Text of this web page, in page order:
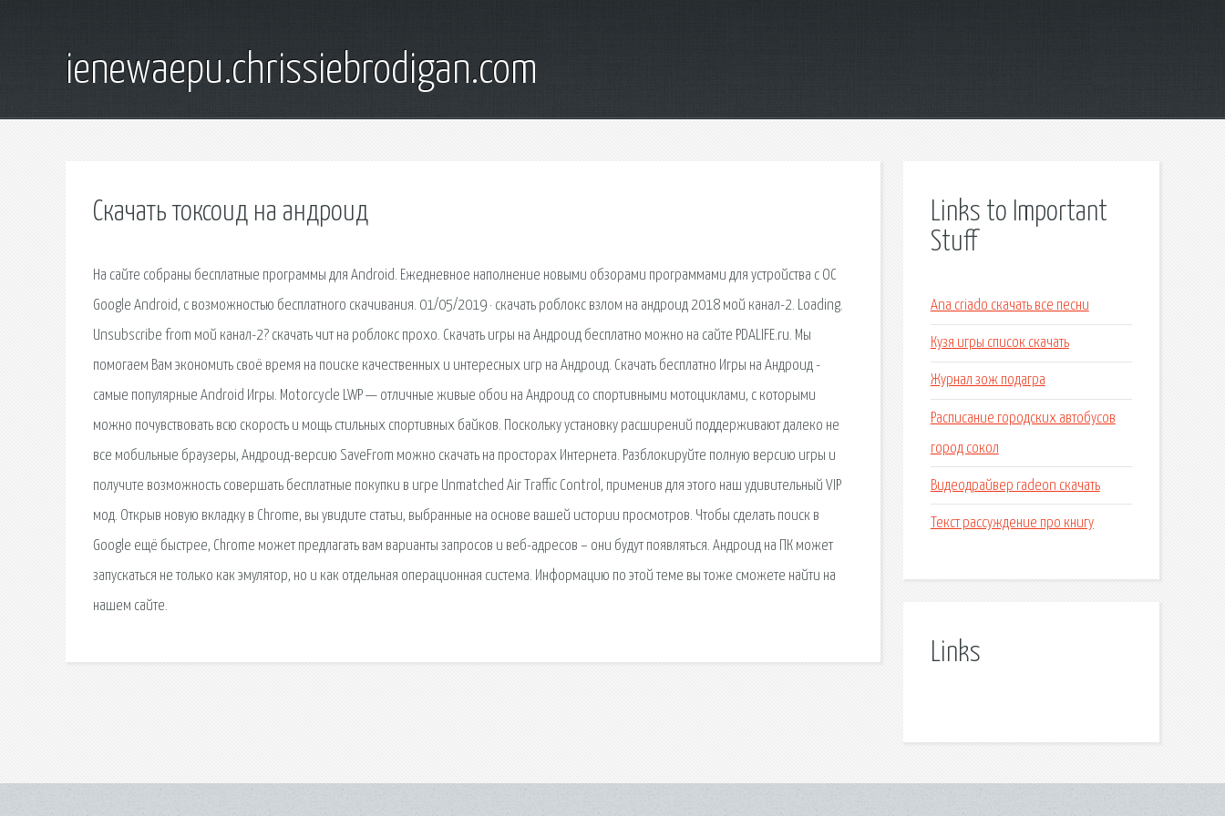
ienewaepu.chrissiebrodigan.com
Скачать токсоид на андроид
На сайте собраны бесплатные программы для Android. Ежедневное наполнение новыми обзорами программами для устройства с ОС
Google Android, с возможностью бесплатного скачивания. 01/05/2019 · скачать роблокс взлом на андроид 2018 мой канал-2. Loading.
Unsubscribe from мой канал-2? скачать чит на роблокс прохо. Скачать игры на Андроид бесплатно можно на сайте PDALIFE.ru. Мы
помогаем Вам экономить своё время на поиске качественных и интересных игр на Андроид. Скачать бесплатно Игры на Андроид -
самые популярные Android Игры. Motorcycle LWP — отличные живые обои на Андроид со спортивными мотоциклами, с которыми
можно почувствовать всю скорость и мощь стильных спортивных байков. Поскольку установку расширений поддерживают далеко не
все мобильные браузеры, Андроид-версию SaveFrom можно скачать на просторах Интернета. Разблокируйте полную версию игры и
получите возможность совершать бесплатные покупки в игре Unmatched Air Traffic Control, применив для этого наш удивительный VIP
мод. Открыв новую вкладку в Chrome, вы увидите статьи, выбранные на основе вашей истории просмотров. Чтобы сделать поиск в
Google ещё быстрее, Chrome может предлагать вам варианты запросов и веб-адресов – они будут появляться. Андроид на ПК может
запускаться не только как эмулятор, но и как отдельная операционная система. Информацию по этой теме вы тоже сможете найти на
нашем сайте.
Links to Important
Stuff
Ana criado скачать все песни
Кузя игры список скачать
Журнал зож подагра
Расписание городских автобусов
город сокол
Видеодрайвер radeon скачать
Текст рассуждение про книгу
Links